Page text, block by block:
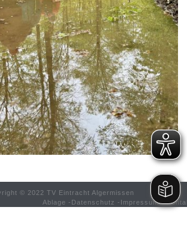
© 2022 TV Eintracht Algermissen
Ablage - Datenschutz - Impressum-